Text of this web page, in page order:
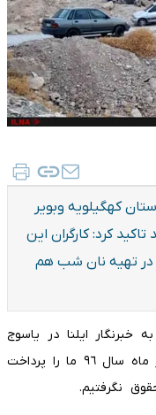
کهگیلویه وبویر
کرد: کارگران این
و در تهیه نان شب هم
ایلنا در یاسوج
گفت : ٢٠ روز پیش ‌تنها نصف حقوق آذر ماه سال ٩٦ ما را پرداخت